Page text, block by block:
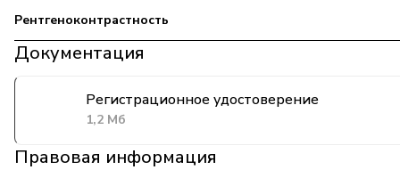
Рентгеноконтрастность
Документация
Регистрационное удостоверение
1,2 Мб
Правовая информация